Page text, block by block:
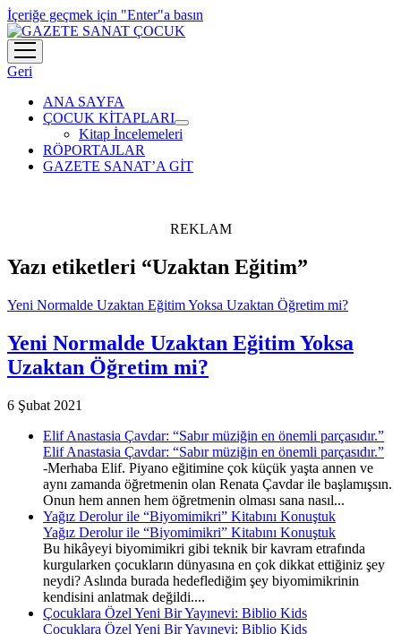
İçeriğe geçmek için "Enter"a basın
menüyü
aç
Geri
ANA SAYFA
ÇOCUK KİTAPLARI
menüyü
aç
Kitap İncelemeleri
RÖPORTAJLAR
GAZETE SANAT’A GİT
REKLAM
Yazı etiketleri “Uzaktan Eğitim”
Yeni Normalde Uzaktan Eğitim Yoksa Uzaktan Öğretim mi?
Yeni Normalde Uzaktan Eğitim Yoksa
Uzaktan Öğretim mi?
6 Şubat 2021
Elif Anastasia Çavdar: “Sabır müziğin en önemli parçasıdır.”
Elif Anastasia Çavdar: “Sabır müziğin en önemli parçasıdır.”
-Merhaba Elif. Piyano eğitimine çok küçük yaşta annen ve
aynı zamanda öğretmenin olan Renata Çavdar ile başlamışsın.
Onun hem annen hem öğretmenin olması sana nasıl...
Yağız Derolur ile “Biyomimikri” Kitabını Konuştuk
Yağız Derolur ile “Biyomimikri” Kitabını Konuştuk
Bu hikâyeyi biyomimikri gibi teknik bir kavram etrafında
kurgularken çocukların dünyasına en çok dikkat ettiğiniz şey
neydi? Aslında burada hedeflediğim şey biyomimikrinin
kendisini anlatmak değildi....
Çocuklara Özel Yeni Bir Yayınevi: Biblio Kids
Çocuklara Özel Yeni Bir Yayınevi: Biblio Kids